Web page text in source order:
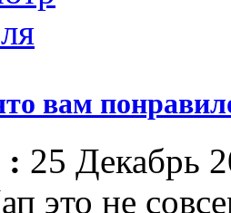
вам
: 25 Декабрь
это не